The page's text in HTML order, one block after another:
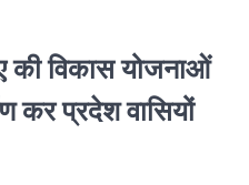
की विकास योजनाओं
कर प्रदेश वासियों